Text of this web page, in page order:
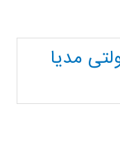
مدیا